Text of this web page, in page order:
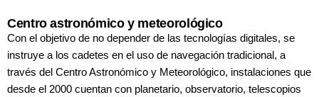
Centro astronómico y meteorológico
Con el objetivo de no depender de las tecnologías digitales, se
instruye a los cadetes en el uso de navegación tradicional, a
través del Centro Astronómico y Meteorológico, instalaciones que
desde el 2000 cuentan con planetario, observatorio, telescopios